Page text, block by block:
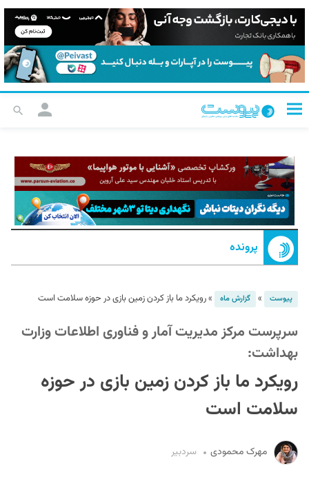
پرونده
پیوست » گزارش ماه »رویکرد ما باز کردن زمین بازی در حوزه سلامت است
سرپرست مرکز مدیریت آمار و فناوری اطلاعات وزارت
بهداشت:
رویکرد ما باز کردن زمین بازی در حوزه
سلامت است
مهرک محمودی سردبیر